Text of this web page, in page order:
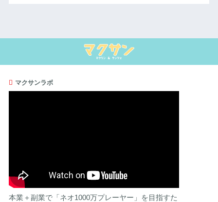
マクサンラボ
本業＋副業で「ネオ1000万プレーヤー」を目指すた